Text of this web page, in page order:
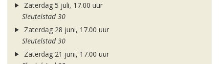
Zaterdag 5 juli, 17.00 uur
Sleutelstad 30
Zaterdag 28 juni, 17.00 uur
Sleutelstad 30
Zaterdag 21 juni, 17.00 uur